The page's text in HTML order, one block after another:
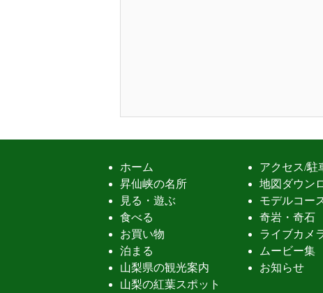
ホーム
昇仙峡の名所
見る・遊ぶ
食べる
お買い物
泊まる
山梨県の観光案内
山梨の紅葉スポット
アクセス/駐
地図ダウン
モデルコー
奇岩・奇石
ライブカメ
ムービー集
お知らせ